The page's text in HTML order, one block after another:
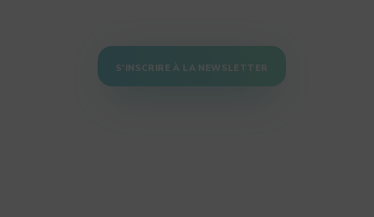
S'INSCRIRE À LA NEWSLETTER